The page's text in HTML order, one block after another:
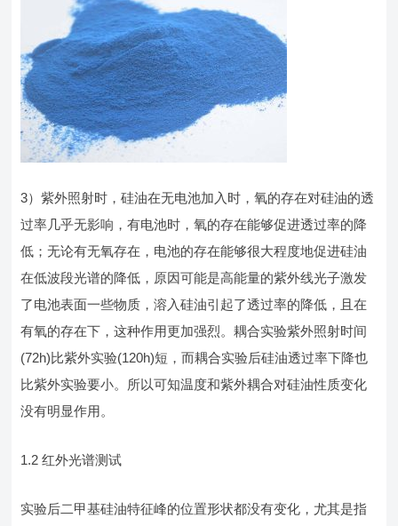
3）紫外照射时，硅油在无电池加入时，氧的存在对硅油的透
过率几乎无影响，有电池时，氧的存在能够促进透过率的降
低；无论有无氧存在，电池的存在能够很大程度地促进硅油
在低波段光谱的降低，原因可能是高能量的紫外线光子激发
了电池表面一些物质，溶入硅油引起了透过率的降低，且在
有氧的存在下，这种作用更加强烈。耦合实验紫外照射时间
(72h)比紫外实验(120h)短，而耦合实验后硅油透过率下降也
比紫外实验要小。所以可知温度和紫外耦合对硅油性质变化
没有明显作用。
1.2 红外光谱测试
实验后二甲基硅油特征峰的位置形状都没有变化，尤其是指